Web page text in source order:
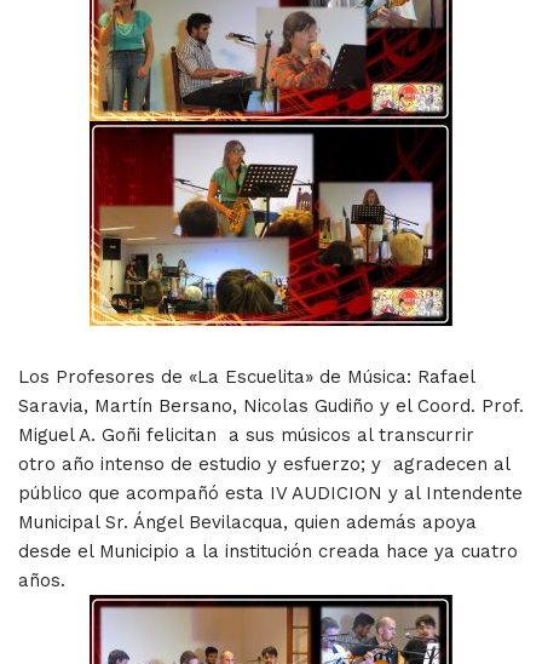
Los Profesores de «La Escuelita» de Música: Rafael
Saravia, Martín Bersano, Nicolas Gudiño y el Coord. Prof.
Miguel A. Goñi felicitan a sus músicos al transcurrir
otro año intenso de estudio y esfuerzo; y agradecen al
público que acompañó esta IV AUDICION y al Intendente
Municipal Sr. Ángel Bevilacqua, quien además apoya
desde el Municipio a la institución creada hace ya cuatro
años.